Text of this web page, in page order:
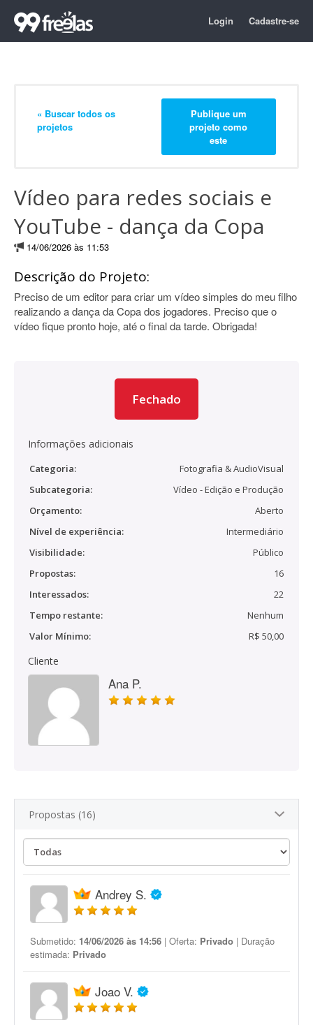
Login Cadastre-se
« Buscar todos os
projetos
Publique um
projeto como
este
Vídeo para redes sociais e
YouTube - dança da Copa
14/06/2026 às 11:53
Descrição do Projeto:
Preciso de um editor para criar um vídeo simples do meu filho
realizando a dança da Copa dos jogadores. Preciso que o
vídeo fique pronto hoje, até o final da tarde. Obrigada!
Fechado
Informações adicionais
Categoria:
Fotografia & AudioVisual
Subcategoria:
Vídeo - Edição e Produção
Orçamento:
Aberto
Nível de experiência:
Intermediário
Visibilidade:
Público
Propostas:
16
Interessados:
22
Tempo restante:
Nenhum
Valor Mínimo:
R$ 50,00
Cliente
Ana P.
Propostas (16)
Andrey S.
Submetido: 14/06/2026 às 14:56 | Oferta: Privado | Duração
estimada: Privado
Joao V.